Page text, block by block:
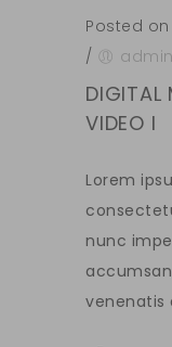
Posted on
/
DIGITAL
VIDEO I
Lorem
nunc
venenatis